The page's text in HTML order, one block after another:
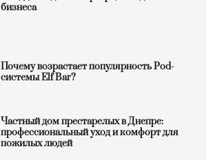
бизнеса
Почему возрастает популярность Pod-
системы Elf Bar?
Частный дом престарелых в Днепре:
профессиональный уход и комфорт для
пожилых людей